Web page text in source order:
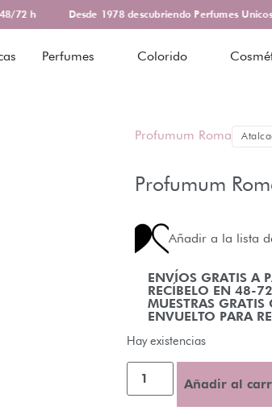
72 h Desde 1978 descubriendo Perfumes Unicos
Perfumes Colorido
Profumum Roma
Profumum
Añadir a la lista
ENVÍOS GRATIS A
RECÍBELO EN 48-
MUESTRAS
ENVUELTO PARA
Hay existencias
Añadir al